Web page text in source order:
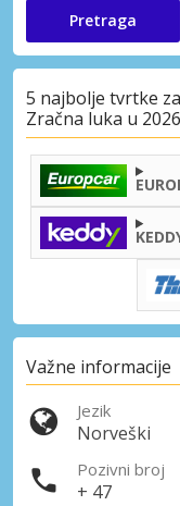
Pretraga
5 najbolje tvrtke
Zračna luka u 2026
Važne informacije
Jezik
Norveški
Pozivni broj
+ 47